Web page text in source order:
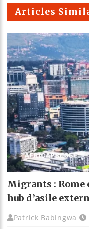
m
Articles
Migrants : Rome
hub d’asile
Patrick Babingwa